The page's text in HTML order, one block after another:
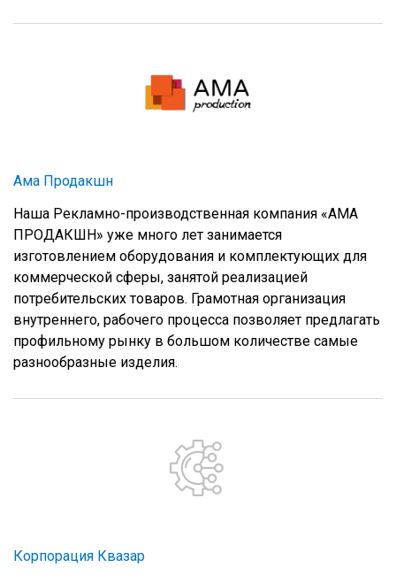
Aма Продакшн
Наша Рекламно-производственная компания «AMA
ПРОДАКШН» уже много лет занимается
изготовлением оборудования и комплектующих для
коммерческой сферы, занятой реализацией
потребительских товаров. Грамотная организация
внутреннего, рабочего процесса позволяет предлагать
профильному рынку в большом количестве самые
разнообразные изделия.
Корпорация Квазар